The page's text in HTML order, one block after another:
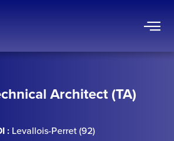
Architect (TA)
:Levallois-Perret (92)